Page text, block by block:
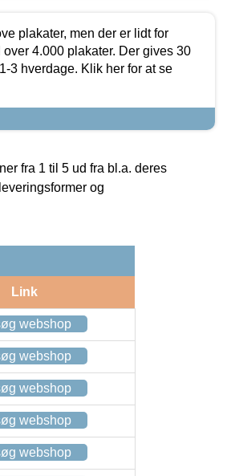
plakater, men der er lidt for
4.000 plakater. Der gives 30
3 hverdage. Klik her for at se
fra 1 til 5 ud fra bl.a. deres
og
Link
webshop
webshop
webshop
webshop
webshop